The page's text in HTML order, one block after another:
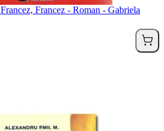
Francez - Roman - Gabriela